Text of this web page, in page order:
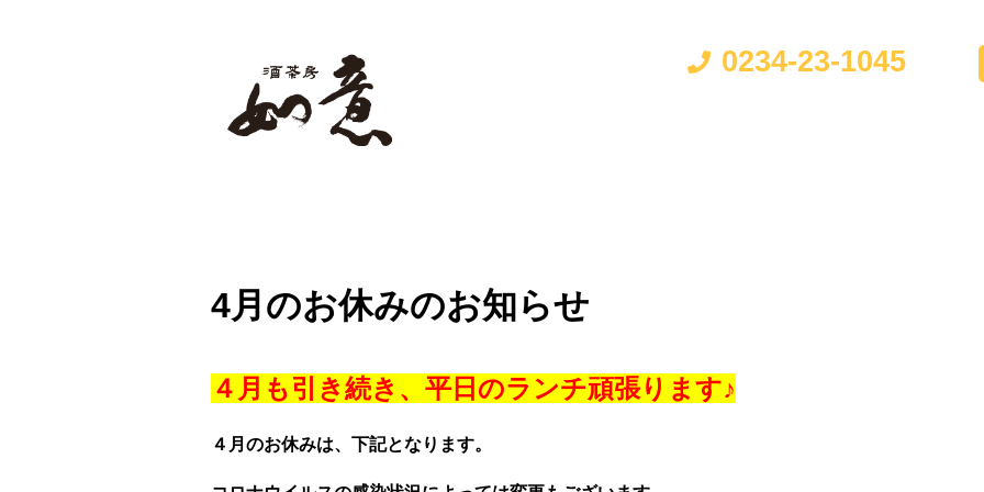
0234-23-1045
4月のお休みのお知らせ
４月も引き続き、平日のランチ頑張ります♪
４月のお休みは、下記となります。